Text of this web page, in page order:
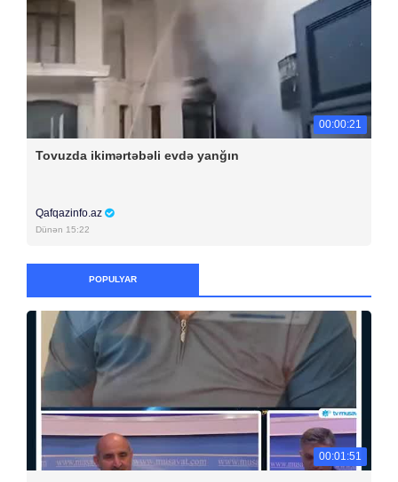
00:00:21
Tovuzda ikimərtəbəli evdə yanğın
Qafqazinfo.az
Dünən 15:22
POPULYAR
00:01:51